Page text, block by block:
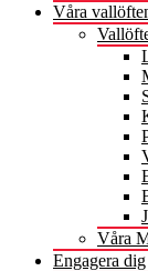
Våra
Våra
Engagera dig